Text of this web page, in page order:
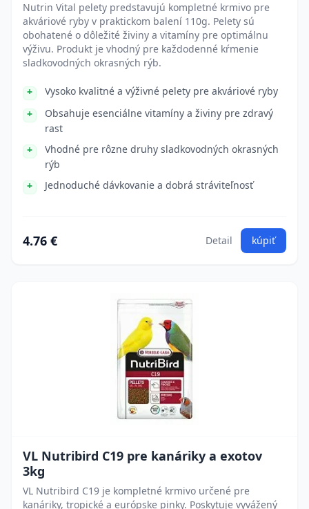
Nutrin Vital pelety predstavujú kompletné krmivo pre
akváriové ryby v praktickom balení 110g. Pelety sú
obohatené o dôležité živiny a vitamíny pre optimálnu
výživu. Produkt je vhodný pre každodenné kŕmenie
sladkovodných okrasných rýb.
Vysoko kvalitné a výživné pelety pre akváriové ryby
Obsahuje esenciálne vitamíny a živiny pre zdravý
rast
Vhodné pre rôzne druhy sladkovodných okrasných
rýb
Jednoduché dávkovanie a dobrá stráviteľnosť
4.76 € Detail kúpiť
VL Nutribird C19 pre kanáriky a exotov
3kg
VL Nutribird C19 je kompletné krmivo určené pre
kanáriky, tropické a európske pinky. Poskytuje vyvážený